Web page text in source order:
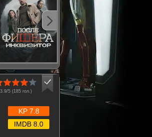
3.9/5 (185гол.)
KP 7.8
IMDB 8.0